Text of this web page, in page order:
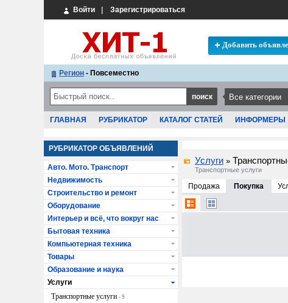
Войти Зарегистрироваться
Добавить
Регион - Повсеместно
ГЛАВНАЯ РУБРИКАТОР КАТАЛОГ СТАТЕЙ ИНФОРМЕРЫ
Услуги »
Транспортные услуги
Продажа Покупка
РУБРИКАТОР ОБЪЯВЛЕНИЙ
Авто. Мото. Транспорт
Недвижимость
Строительство и ремонт
Оборудование
Интерьер и всё, что вокруг нас
Бытовая техника
Компьютерная техника
Товары
Образование и наука
Услуги
Транспортные услуги - 9